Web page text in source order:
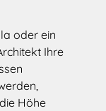
oder ein
Ihre
Höhe